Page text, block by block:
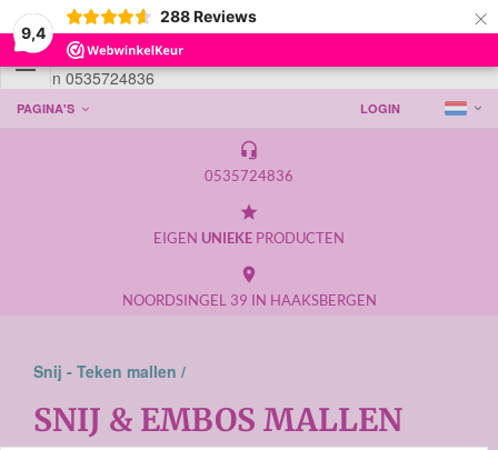
9,4
288 Reviews ×
Telefoon 0535724836
PAGINA'S LOGIN

headset_mic
0535724836
grade
EIGEN UNIEKE PRODUCTEN
place
NOORDSINGEL 39 IN HAAKSBERGEN
Snij - Teken mallen /
SNIJ & EMBOS MALLEN